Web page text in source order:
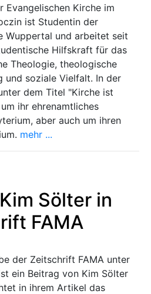
Evangelischen Kirche im
ist Studentin der
Wuppertal und arbeitet seit
Hilfskraft für das
Theologie, theologische
und soziale Vielfalt. In der
dem Titel "Kirche ist
ihr ehrenamtliches
aber auch um ihren
mehr ...
Sölter in
FAMA
der Zeitschrift FAMA unter
ein Beitrag von Kim Sölter
in ihrem Artikel das